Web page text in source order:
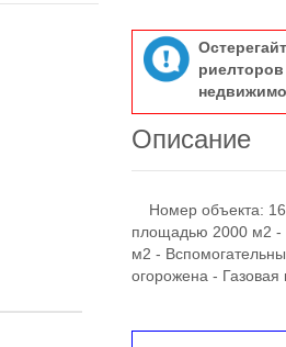
Описание
Номер объекта:
площадью 2000 м2 -
м2 -
огорожена - Газовая